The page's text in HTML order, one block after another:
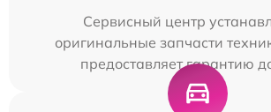
Сервисный центр
оригинальные запчасти
предоставляет гарантию